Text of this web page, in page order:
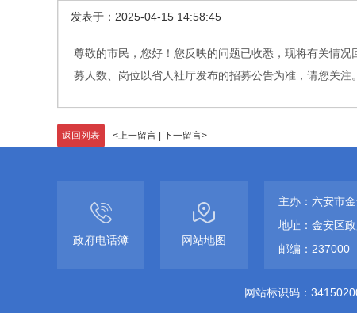
发表于：2025-04-15 14:58:45
尊敬的市民，您好！您反映的问题已收悉，现将有关情
募人数、岗位以省人社厅发布的招募公告为准，请您关
返回列表 <上一留言 下一留言>
政府电话簿 网站地图
主办：六安市
地址：金安区
邮编：237000
网站标识码：